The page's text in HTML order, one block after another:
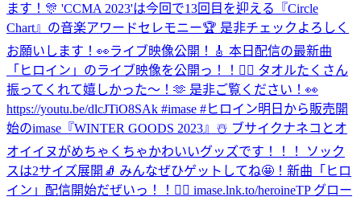
ます！🎊 'CCMA 2023'は今回で13回目を迎える『Circle
Chart』の音楽アワードセレモニー🏆 是非チェックよろしく
お願いします！👀ライブ映像公開！🎸 本日配信の最新曲
「ヒロイン」のライブ映像を公開っ！！🦸‍♀️ タオルたくさん
振ってくれて嬉しかった〜！🫶 是非ご覧ください！👀
https://youtu.be/dlcJTiO8SAk #imase #ヒロイン明日から販売開
始のimase『WINTER GOODS 2023』☃️ ブサイクナネコとオ
オイイヌがめちゃくちゃかわいいグッズです！！！ ソック
スは2サイズ展開🧦 みんなぜひゲットしてね🤩！ 新曲「ヒロ
イン」配信開始だぜいっ！！🦸‍♀️ imase.lnk.to/heroineTP グロー